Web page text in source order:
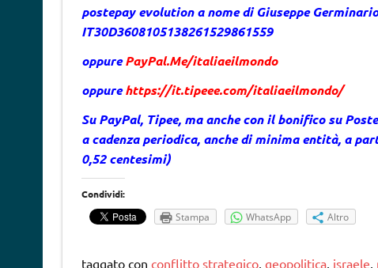
postepay evolution a nome di Giuseppe
IT30D3608105138261529861559
oppurePayPal.Me/italiaeilmondo
oppure https://it.tipeee.com/italiaeilmondo/
Su PayPal, Tipee, ma anche con il bonifico su
a cadenza periodica, anche di minima entità, a
0,52 centesimi)
Condividi:
Stampa WhatsApp Altro
taggato con conflitto strategico, geopolitica, israele